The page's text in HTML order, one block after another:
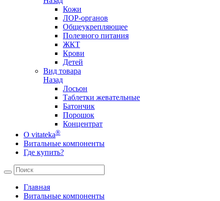
Кожи
ЛОР-органов
Общеукрепляющее
Полезного питания
ЖКТ
Крови
Детей
Вид товара
Назад
Лосьон
Таблетки жевательные
Батончик
Порошок
Концентрат
О vitateka®
Витальные компоненты
Где купить?
Главная
Витальные компоненты